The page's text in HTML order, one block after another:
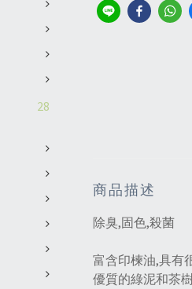
28
商品描述
除臭,固色,殺菌
富含印楝油,具有
優質的綠泥和茶